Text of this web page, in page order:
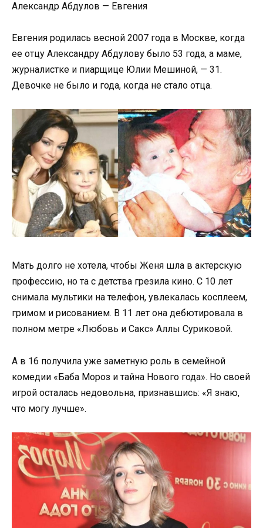
Александр Абдулов — Евгения
Евгения родилась весной 2007 года в Москве, когда
ее отцу Александру Абдулову было 53 года, а маме,
журналистке и пиарщице Юлии Мешиной, — 31.
Девочке не было и года, когда не стало отца.
Мать долго не хотела, чтобы Женя шла в актерскую
профессию, но та с детства грезила кино. С 10 лет
снимала мультики на телефон, увлекалась косплеем,
гримом и рисованием. В 11 лет она дебютировала в
полном метре «Любовь и Сакс» Аллы Суриковой.
А в 16 получила уже заметную роль в семейной
комедии «Баба Мороз и тайна Нового года». Но своей
игрой осталась недовольна, признавшись: «Я знаю,
что могу лучше».